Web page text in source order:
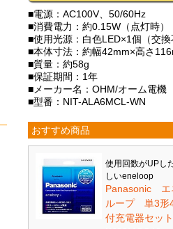
■電源：AC100V、50/60Hz
■消費電力：約0.15W（点灯時）
■使用光源：白色LED×1個（交
■本体寸法：約幅42mm×高さ
■質量：約58g
■保証期間：1年
■メーカー名：OHM/オーム電機
■型番：NIT-ALA6MCL-WN
おすすめ商品
使用回数がUPし
しいeneloop
Panasonic エ
ループ 単3形
付充電器セッ